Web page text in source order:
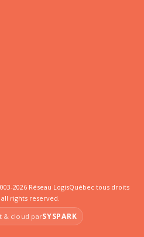
2026 Réseau LogisQuébec tous droits
rights reserved.
& cloud parSYSPARK